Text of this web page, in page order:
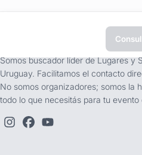
Somos buscador líder de Lugares y
Uruguay. Facilitamos el contacto
No somos organizadores; somos la
todo lo que necesitás para tu evento